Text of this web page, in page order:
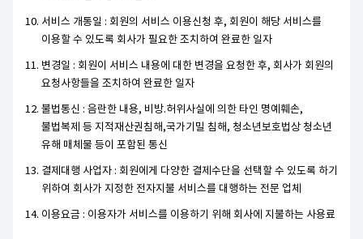
서비스 개통일 : 회원의 서비스 이용신청 후, 회원이 해당 서비스를
이용할 수 있도록 회사가 필요한 조치하여 완료한 일자
변경일 : 회원이 서비스 내용에 대한 변경을 요청한 후, 회사가 회원의
요청사항들을 조치하여 완료한 일자
불법통신 : 음란한 내용, 비방.허위사실에 의한 타인 명예훼손,
불법복제 등 지적재산권침해,국가기밀 침해, 청소년보호법상 청소년
유해 매체물 등이 포함된 통신
결제대행 사업자 : 회원에게 다양한 결제수단을 선택할 수 있도록 하기
위하여 회사가 지정한 전자지불 서비스를 대행하는 전문 업체
이용요금 : 이용자가 서비스를 이용하기 위해 회사에 지불하는 사용료